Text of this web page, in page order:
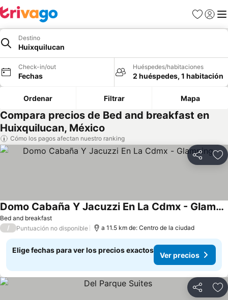
Favoritos
Iniciar
Destino
Huixquilucan
Check-in/out
Fechas
Huéspedes/habitaciones
2 huéspedes, 1 habitación
Ordenar Filtrar Mapa
Compara precios de Bed and breakfast en
Huixquilucan, México
Cómo los pagos afectan nuestro ranking
Compartir
Bed and breakfast
Domo Cabaña Y Jacuzzi En La Cdmx - Glamping
/ Puntuación no disponible a 11.5 km de: Centro de la ciudad
Elige fechas para ver los precios exactos
Ver precios
Compartir